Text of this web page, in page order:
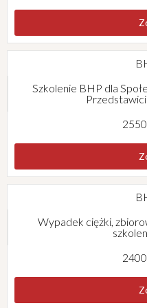
Szkolenie BHP dla
Wypadek ciężki,